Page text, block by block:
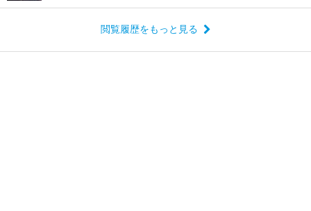
閲覧履歴をもっと見る